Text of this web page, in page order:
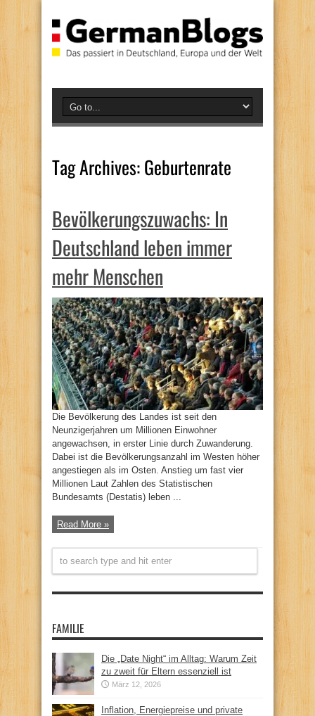
Tag Archives:Geburtenrate
Bevölkerungszuwachs: In
Deutschland leben immer
mehr Menschen
Die Bevölkerung des Landes ist seit den
Neunzigerjahren um Millionen Einwohner
angewachsen, in erster Linie durch Zuwanderung.
Dabei ist die Bevölkerungsanzahl im Westen höher
angestiegen als im Osten. Anstieg um fast vier
Millionen Laut Zahlen des Statistischen
Bundesamts (Destatis) leben ...
Read More »
FAMILIE
Die „Date Night“ im Alltag: Warum Zeit
zu zweit für Eltern essenziell ist
März 12, 2026
Inflation, Energiepreise und private